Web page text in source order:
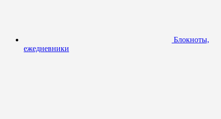
Блокноты,
ежедневники